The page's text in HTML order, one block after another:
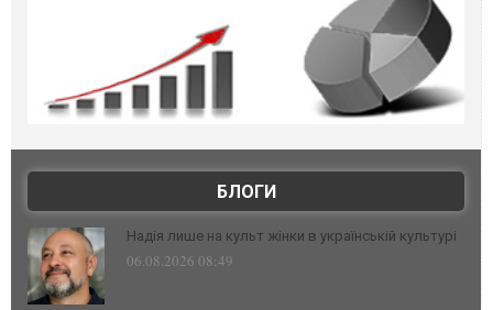
БЛОГИ
Надія лише на культ жінки в українській культурі
06.08.2026 08:49